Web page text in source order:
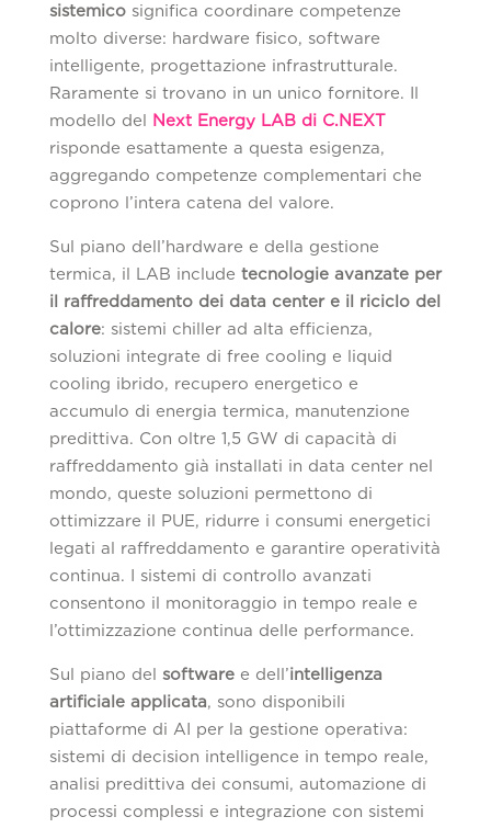
sistemicosignifica coordinare competenze
molto diverse: hardware fisico, software
intelligente, progettazione infrastrutturale.
Raramente si trovano in un unico fornitore. Il
modello del Next Energy LAB di C.NEXT
risponde esattamente a questa esigenza,
aggregando competenze complementari che
coprono l’intera catena del valore.
Sul piano dell’hardware e della gestione
termica, il LAB include tecnologie avanzate per
il raffreddamento dei data center e il riciclo del
calore: sistemi chiller ad alta efficienza,
soluzioni integrate di free cooling e liquid
cooling ibrido, recupero energetico e
accumulo di energia termica, manutenzione
predittiva. Con oltre 1,5 GW di capacità di
raffreddamento già installati in data center nel
mondo, queste soluzioni permettono di
ottimizzare il PUE, ridurre i consumi energetici
legati al raffreddamento e garantire operatività
continua. I sistemi di controllo avanzati
consentono il monitoraggio in tempo reale e
l’ottimizzazione continua delle performance.
Sul piano del software e dell’intelligenza
artificiale applicata, sono disponibili
piattaforme di AI per la gestione operativa:
sistemi di decision intelligence in tempo reale,
analisi predittiva dei consumi, automazione di
processi complessi e integrazione con sistemi